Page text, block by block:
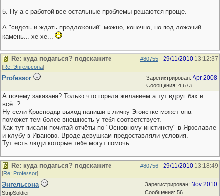
5. Ну а с работой все остальные проблемы решаются проще.
А "сидеть и ждать предложений" можно, конечно, но под лежачий
камень... хе-хе...
#80755 - 29/11/2010 13:12:37
Re: куда податься? подскажите
[Re: Энгельсона]
Зарегистрирован: Apr 2008
Сообщения: 4,673
Professor
А почему заказана? Только что горела желанием а тут вдруг бах и
всё..?
Ну если Краснодар выход напиши в личку Эгоистке может она
поможет тем более внешность у тебя соответствует.
Как тут писали почитай отчёты по "Основному инстинкту" в Ярославле
и клубу в Иваново. Вроде девушкам предоставляли условия.
Тут есть люди которые тебе могут помочь.
#80756 - 29/11/2010 13:18:49
Re: куда податься? подскажите
[Re: Professor]
Зарегистрирован: Nov 2010
Сообщения: 56
Энгельсона
StripSoldier